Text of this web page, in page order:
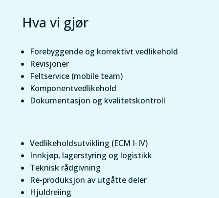
Hva vi gjør
Forebyggende og korrektivt vedlikehold
Revisjoner
Feltservice (mobile team)
Komponentvedlikehold
Dokumentasjon og kvalitetskontroll
Vedlikeholdsutvikling (ECM I-IV)
Innkjøp, lagerstyring og logistikk
Teknisk rådgivning
Re-produksjon av utgåtte deler
Hjuldreiing